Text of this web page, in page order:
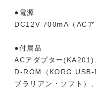
●電源
DC12V 700mA（ACア
●付属品
ACアダプター(KA201)
D-ROM（KORG
ブラリアン・ソフト）